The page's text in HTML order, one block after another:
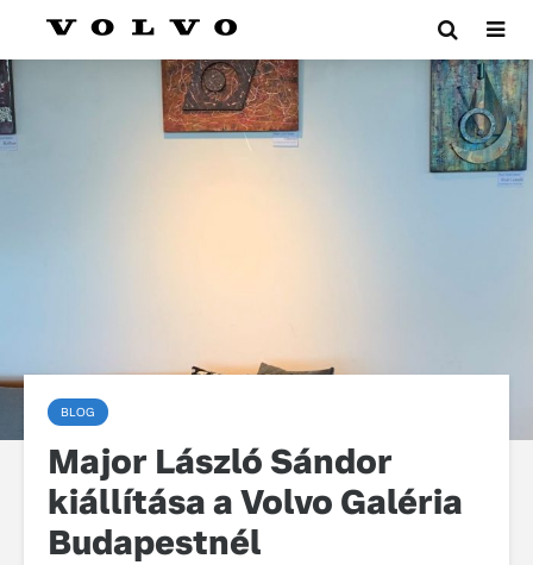
BLOG
Major László Sándor
kiállítása a Volvo Galéria
Budapestnél